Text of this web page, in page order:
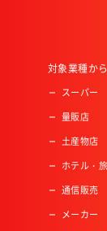
対象業種か
スーパー
量販店
土産物店
ホテル・
通信販売
メーカー